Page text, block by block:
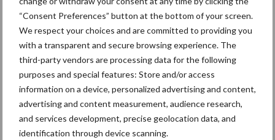
“Consent Preferences” button at the bottom of your screen.
We respect your choices and are committed to providing you
with a transparent and secure browsing experience. The
third-party vendors are processing data for the following
purposes and special features: Store and/or access
information on a device, personalized advertising and content,
advertising and content measurement, audience research,
and services development, precise geolocation data, and
identification through device scanning.
Machines Duurzaamheid
Toon meer